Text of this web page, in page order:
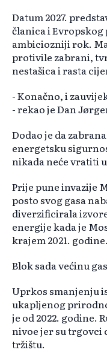
Datum 2027.
članica i
ambiciozniji rok.
protivile zabrani,
nestašica i rasta
- Konačno, i
- rekao je Dan J
Dodao je da
energetsku
nikada neće vratiti
Prije pune invazije
posto svog gasa
diverzificirala
energije kada je
krajem 2021. godine.
Blok sada većinu
Uprkos smanjenju
ukapljenog
je od 2022. godine.
nivoe jer su trgovci
tržištu.